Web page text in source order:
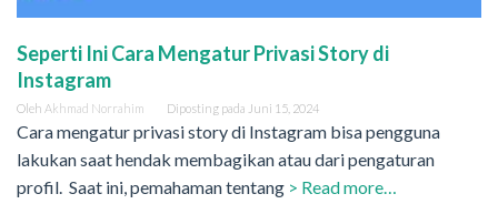
Seperti Ini Cara Mengatur Privasi Story di
Instagram
Oleh Akhmad Norrahim Diposting pada Juni 15, 2024
Cara mengatur privasi story di Instagram bisa pengguna
lakukan saat hendak membagikan atau dari pengaturan
profil. Saat ini, pemahaman tentang > Read more…